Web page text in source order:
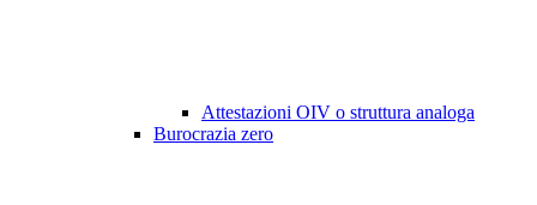
Attestazioni OIV o struttura analoga
Burocrazia zero